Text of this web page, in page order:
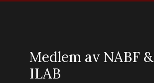
Medlem av NABF &
ILAB